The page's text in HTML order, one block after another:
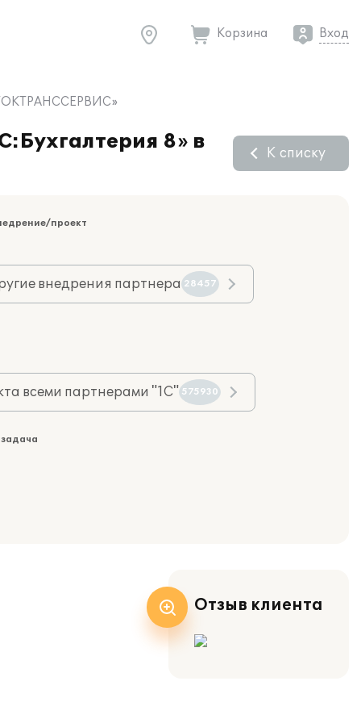
Корзина Вход
8» в
К списку
проект
внедрения партнера 28457
всеми партнерами "1С" 575930
Отзыв клиента